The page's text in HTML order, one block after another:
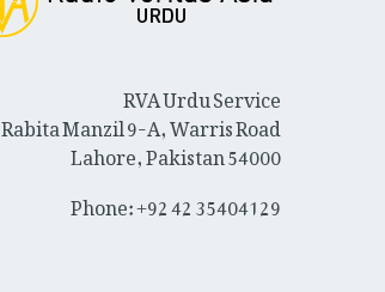
RVA Urdu Service
Rabita Manzil 9-A, Warris Road,
Lahore, Pakistan 54000
Phone: +92 42 35404129